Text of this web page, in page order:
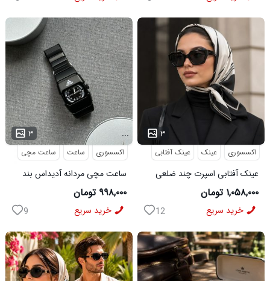
۳ ...
اکسسوری ساعت ساعت مچی
ساعت مچی مردانه آدیداس بند
استیل فنری لوکس مشکی
۹۹۸,۰۰۰ تومان
خرید سریع 9
۳
اکسسوری عینک عینک آفتابی
عینک آفتابی اسپرت چند ضلعی
مدل Dior
۱,۰۵۸,۰۰۰ تومان
خرید سریع 12